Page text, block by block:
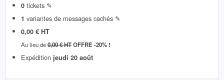
0 tickets ✎
1 variantes de messages cachés ✎
0,00 € HT
Au lieu de0,00 € HTOFFRE -20% !
Expédition jeudi 20 août